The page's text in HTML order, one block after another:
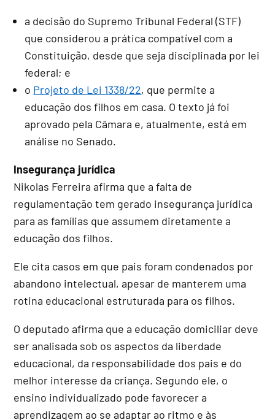
a decisão do Supremo Tribunal Federal (STF)
que considerou a prática compatível com a
Constituição, desde que seja disciplinada por lei
federal; e
o Projeto de Lei 1338/22, que permite a
educação dos filhos em casa. O texto já foi
aprovado pela Câmara e, atualmente, está em
análise no Senado.
Insegurança jurídica
Nikolas Ferreira afirma que a falta de
regulamentação tem gerado insegurança jurídica
para as famílias que assumem diretamente a
educação dos filhos.
Ele cita casos em que pais foram condenados por
abandono intelectual, apesar de manterem uma
rotina educacional estruturada para os filhos.
O deputado afirma que a educação domiciliar deve
ser analisada sob os aspectos da liberdade
educacional, da responsabilidade dos pais e do
melhor interesse da criança. Segundo ele, o
ensino individualizado pode favorecer a
aprendizagem ao se adaptar ao ritmo e às